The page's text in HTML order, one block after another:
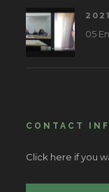
05
CONTACT
Click here if you